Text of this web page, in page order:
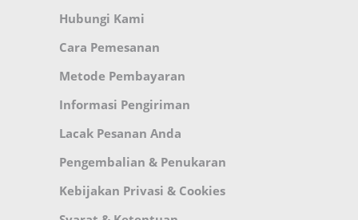
Hubungi Kami
Cara Pemesanan
Metode Pembayaran
Informasi Pengiriman
Lacak Pesanan Anda
Pengembalian & Penukaran
Kebijakan Privasi & Cookies